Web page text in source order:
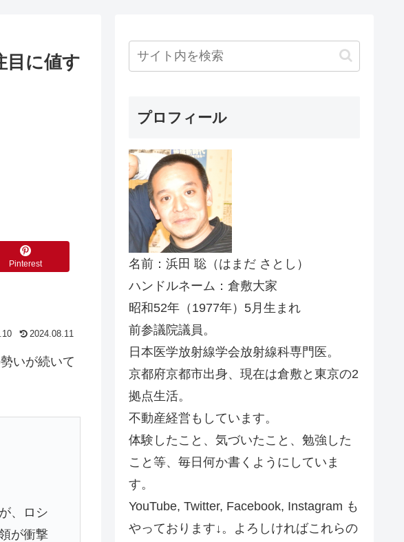
目に値す
Pinterest
2024.08.11
いが続いて
、ロシ
が衝撃
プロフィール
名前：浜田 聡（はまだ さとし）
ハンドルネーム：倉敷大家
昭和52年（1977年）5月生まれ
前参議院議員。
日本医学放射線学会放射線科専門医。
京都府京都市出身、現在は倉敷と東京の2
拠点生活。
不動産経営もしています。
体験したこと、気づいたこと、勉強した
こと等、毎日何か書くようにしていま
す。
YouTube, Twitter, Facebook, Instagram も
やっております↓。よろしければこれらの